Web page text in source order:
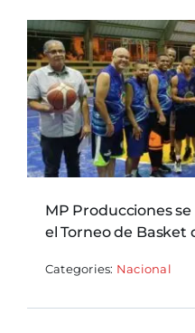
MP Producciones
el Torneo de Basket
Categories: Nacional